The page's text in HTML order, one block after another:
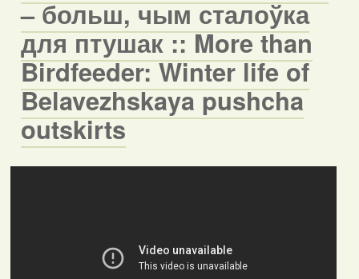
– больш, чым сталоўка
для птушак :: More than
Birdfeeder: Winter life of
Belavezhskaya pushcha
outskirts